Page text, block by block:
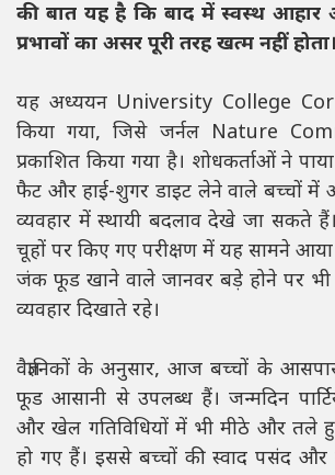
की बात यह है कि बाद में स्वस्थ आहार
प्रभावों का असर पूरी तरह खत्म नहीं होता।
यह अध्ययन University College Cork के
किया गया, जिसे जर्नल Nature
प्रकाशित किया गया है। शोधकर्ताओं ने
फैट और हाई-शुगर डाइट लेने वाले बच्चों
व्यवहार में स्थायी बदलाव देखे जा सकते
चूहों पर किए गए परीक्षण में यह सामने
जंक फूड खाने वाले जानवर बड़े होने पर भी
व्यवहार दिखाते रहे।
वैज्ञानिकों के अनुसार, आज बच्चों के
फूड आसानी से उपलब्ध हैं। जन्मदिन
और खेल गतिविधियों में भी मीठे और तले
हो गए हैं। इससे बच्चों की स्वाद पसंद